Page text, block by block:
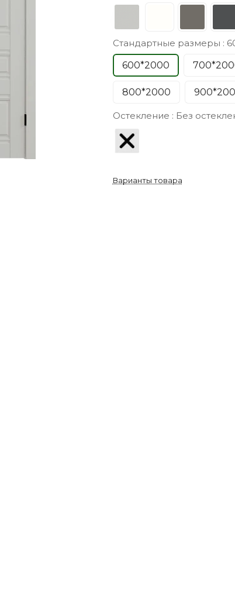
Стандартные размеры :
600*2000
800*2000
Остекление : Без
Варианты товара